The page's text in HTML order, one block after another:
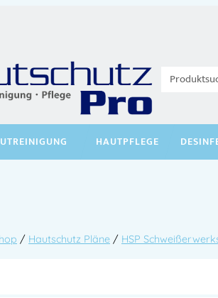
HAUTPFLEGE
/ Hautschutz Pläne / HSP